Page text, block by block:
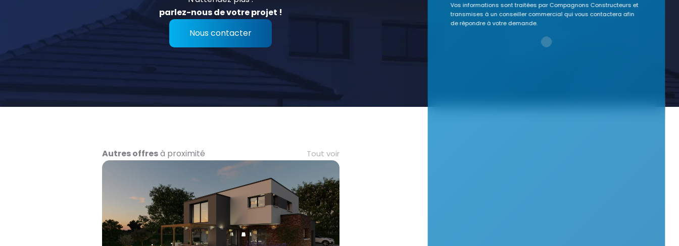
parlez-nous de votre projet !
Nous contacter
Autres offresà proximité Tout voir
Vos informations sont traitées par Compagnons Constructeurs et
transmises à un conseiller commercial qui vous contactera afin
de répondre à votre demande.